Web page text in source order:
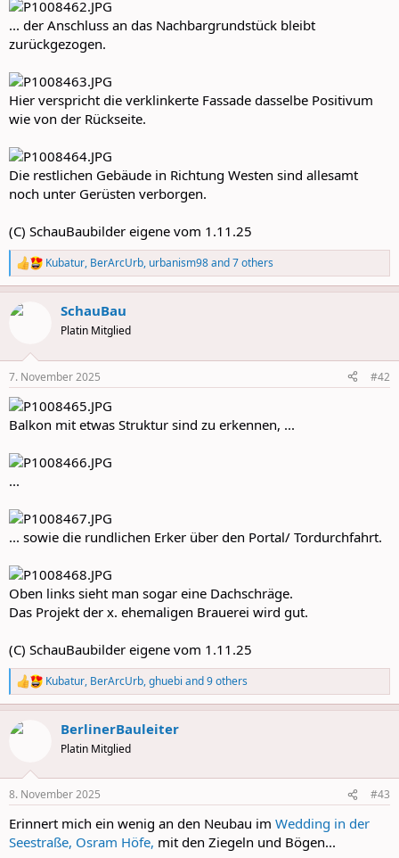
... der Anschluss an das Nachbargrundstück bleibt
zurückgezogen.
Hier verspricht die verklinkerte Fassade dasselbe Positivum
wie von der Rückseite.
Die restlichen Gebäude in Richtung Westen sind allesamt
noch unter Gerüsten verborgen.
(C) SchauBaubilder eigene vom 1.11.25
R
e
a
c
s
:
Kubatur, BerArcUrb, urbanism98and 7 others
SchauBau
Platin Mitglied
7. November 2025 #42
Balkon mit etwas Struktur sind zu erkennen, ...
...
... sowie die rundlichen Erker über den Portal/ Tordurchfahrt.
Oben links sieht man sogar eine Dachschräge.
Das Projekt der x. ehemaligen Brauerei wird gut.
(C) SchauBaubilder eigene vom 1.11.25
R
e
a
c
s
Kubatur, BerArcUrb,ghuebi and 9 others
BerlinerBauleiter
Platin Mitglied
8. November 2025 #43
Erinnert mich ein wenig an den Neubau im Wedding in der
Seestraße, Osram Höfe, mit den Ziegeln und Bögen...